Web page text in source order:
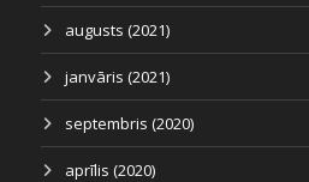
augusts (2021)
janvāris (2021)
septembris (2020)
aprīlis (2020)